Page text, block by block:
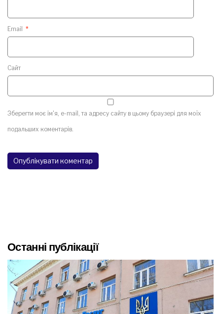
Email *
Сайт
Зберегти моє ім'я, e-mail, та адресу сайту в цьому браузері для моїх
подальших коментарів.
Останні публікації